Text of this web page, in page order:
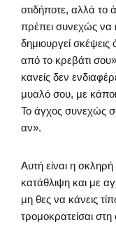
οτιδήποτε, αλλά το
πρέπει συνεχώς να
δημιουργεί
από το κρεβάτι σου»
κανείς δεν
μυαλό σου, με
Το άγχος συνεχώς
αν».
Αυτή είναι η
κατάθλιψη και με
μη θες να κάνεις
τρομοκρατείσαι στη